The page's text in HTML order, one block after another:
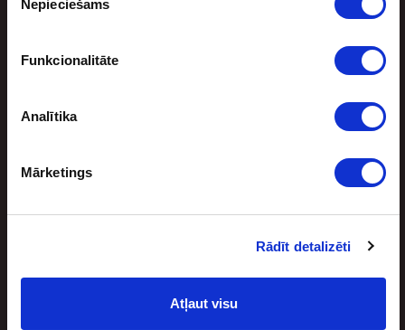
izvēle
Nepieciešams
Funkcionalitāte
Analītika
Mārketings
Rādīt detalizēti
Atļaut visu
Sporta bonuss